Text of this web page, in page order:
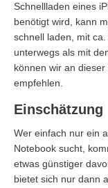
Schnellladen eines
benötigt wird, kann
schnell laden, mit
unterwegs als mit
können wir an dieser
empfehlen.
Einschätzung
Wer einfach nur ein
Notebook sucht,
etwas günstiger
bietet sich nur dann